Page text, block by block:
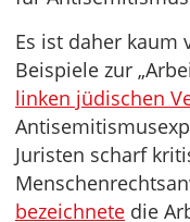
Es ist daher kaum
Beispiele zur
linken jüdischen
Juristen scharf
bezeichnete die